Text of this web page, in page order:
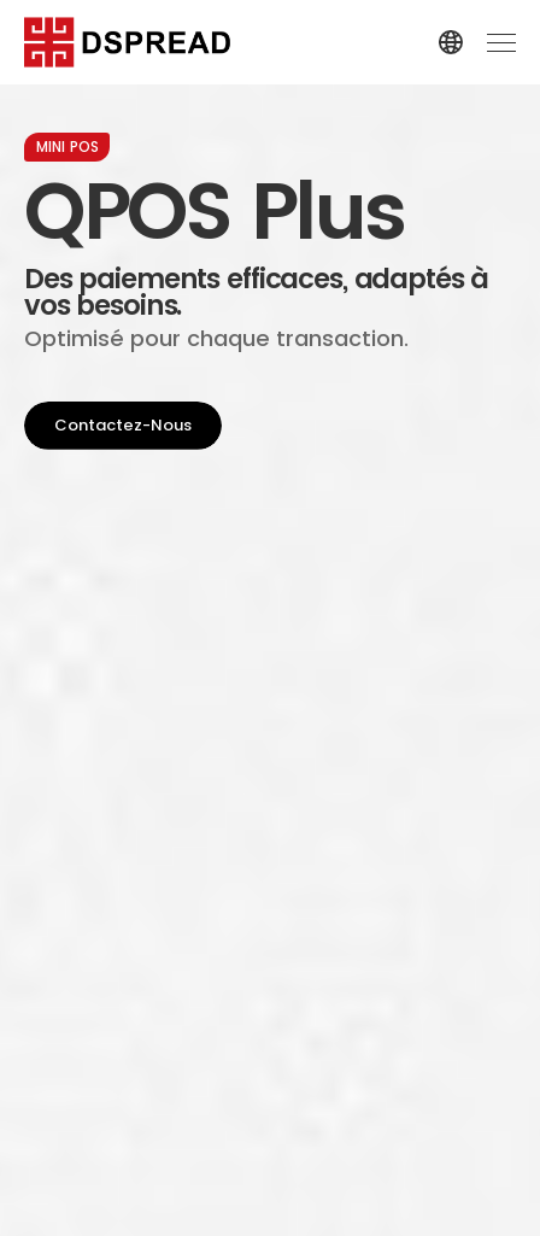
MINI POS
QPOS Plus
Des paiements efficaces, adaptés à
vos besoins.
Optimisé pour chaque transaction.
Contactez-Nous